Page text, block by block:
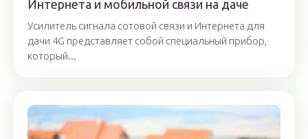
Интернета и мобильной связи на даче
Усилитель сигнала сотовой связи и Интернета для
дачи 4G представляет собой специальный прибор,
который...